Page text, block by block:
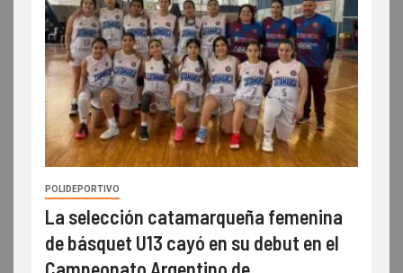
POLIDEPORTIVO
La selección catamarqueña femenina
de básquet U13 cayó en su debut en el